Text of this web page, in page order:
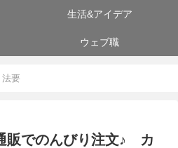
生活&アイデア
ウェブ職
法要
販でのんびり注文♪ カ